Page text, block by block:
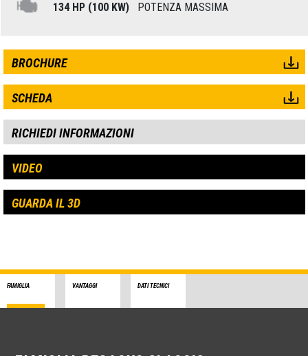
134 HP (100 KW) POTENZA MASSIMA
BROCHURE
SCHEDA
RICHIEDI INFORMAZIONI
VIDEO
GUARDA IL 3D
FAMIGLIA VANTAGGI DATI TECNICI